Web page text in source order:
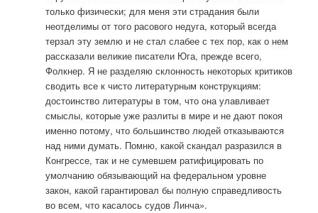
только физически; для меня эти страдания были
неотделимы от того расового недуга, который всегда
терзал эту землю и не стал слабее с тех пор, как о нем
рассказали великие писатели Юга, прежде всего,
Фолкнер. Я не разделяю склонность некоторых критиков
сводить все к чисто литературным конструкциям:
достоинство литературы в том, что она улавливает
смыслы, которые уже разлиты в мире и не дают покоя
именно потому, что большинство людей отказываются
над ними думать. Помню, какой скандал разразился в
Конгрессе, так и не сумевшем ратифицировать по
умолчанию обязывающий на федеральном уровне
закон, какой гарантировал бы полную справедливость
во всем, что касалось судов Линча».